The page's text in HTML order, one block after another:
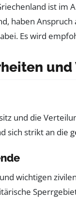
ist im
haben
Es wird
und die
sich strikt an die
wichtigen